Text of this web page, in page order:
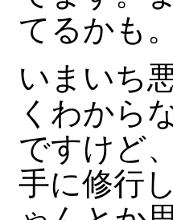
てるかも
いまいち
くわから
ですけど
手に修行